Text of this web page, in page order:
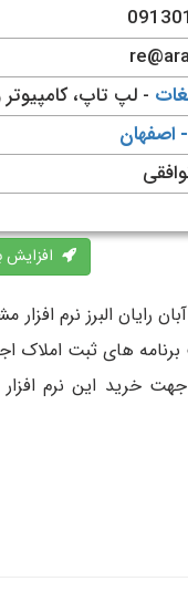
- لپ تاپ، کامپیوتر
اصفهان
افزایش
رایان البرز نرم
های ثبت املاک
خرید این نرم